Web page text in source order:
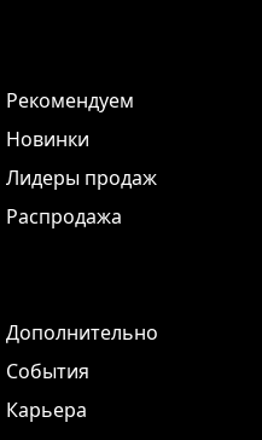
Рекомендуем
Новинки
Лидеры продаж
Распродажа
Дополнительно
События
Карьера